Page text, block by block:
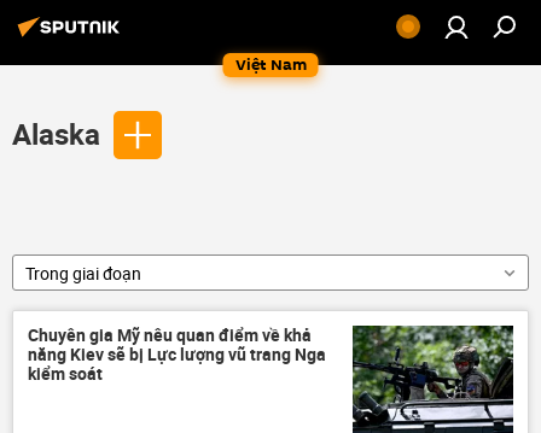
Việt Nam
Alaska
Trong giai đoạn
Chuyên gia Mỹ nêu quan điểm về khả
năng Kiev sẽ bị Lực lượng vũ trang Nga
kiểm soát